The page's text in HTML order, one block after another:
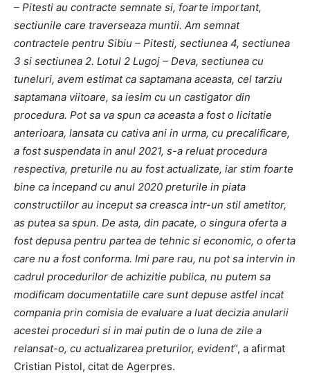
– Pitesti au contracte semnate si, foarte important,
sectiunile care traverseaza muntii. Am semnat
contractele pentru Sibiu – Pitesti, sectiunea 4, sectiunea
3 si sectiunea 2. Lotul 2 Lugoj – Deva, sectiunea cu
tuneluri, avem estimat ca saptamana aceasta, cel tarziu
saptamana viitoare, sa iesim cu un castigator din
procedura. Pot sa va spun ca aceasta a fost o licitatie
anterioara, lansata cu cativa ani in urma, cu precalificare,
a fost suspendata in anul 2021, s-a reluat procedura
respectiva, preturile nu au fost actualizate, iar stim foarte
bine ca incepand cu anul 2020 preturile in piata
constructiilor au inceput sa creasca intr-un stil ametitor,
as putea sa spun. De asta, din pacate, o singura oferta a
fost depusa pentru partea de tehnic si economic, o oferta
care nu a fost conforma. Imi pare rau, nu pot sa intervin in
cadrul procedurilor de achizitie publica, nu putem sa
modificam documentatiile care sunt depuse astfel incat
compania prin comisia de evaluare a luat decizia anularii
acestei proceduri si in mai putin de o luna de zile a
relansat-o, cu actualizarea preturilor, evident“, a afirmat
Cristian Pistol, citat de Agerpres.